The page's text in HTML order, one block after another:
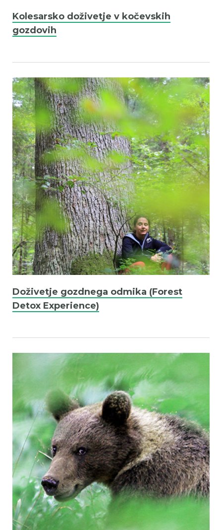
Kolesarsko doživetje v kočevskih
gozdovih
Doživetje gozdnega odmika (Forest
Detox Experience)